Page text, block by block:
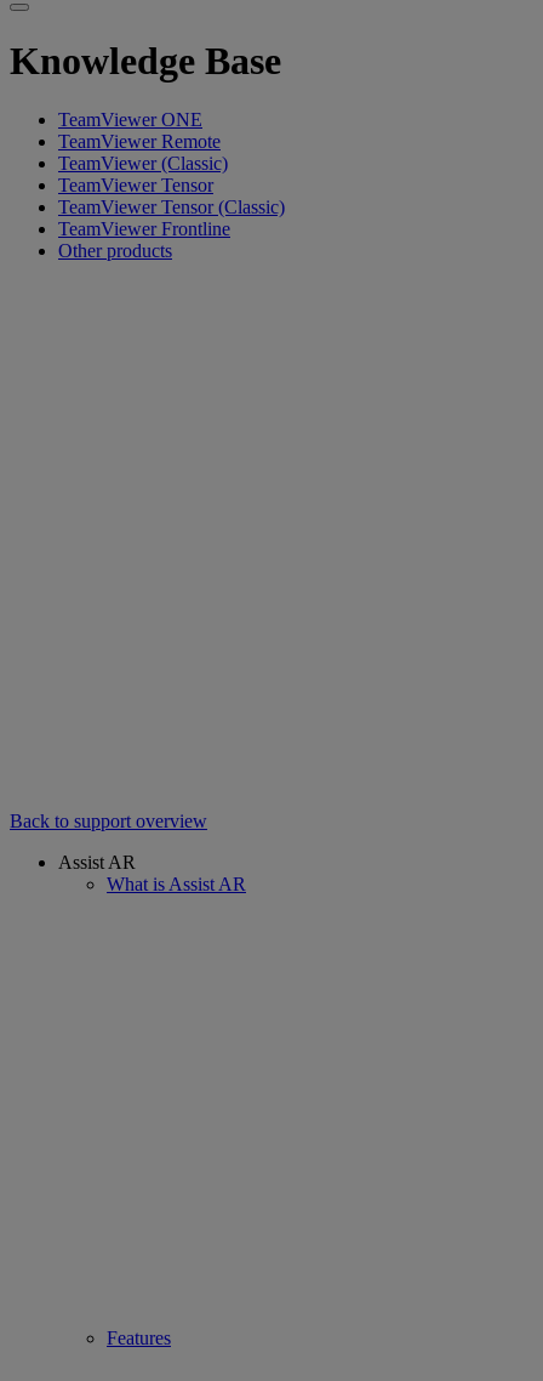
Knowledge Base
TeamViewer ONE
TeamViewer Remote
TeamViewer (Classic)
TeamViewer Tensor
TeamViewer Tensor (Classic)
TeamViewer Frontline
Other products
Back to support overview
Assist AR
What is Assist AR
Features